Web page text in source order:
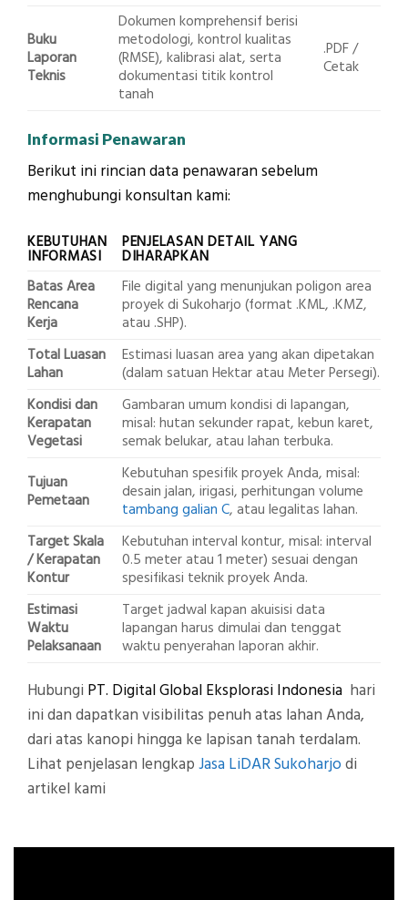
Buku
Laporan
Teknis
Dokumen komprehensif berisi
metodologi, kontrol kualitas
(RMSE), kalibrasi alat, serta
dokumentasi titik kontrol
tanah
.PDF /
Cetak
Informasi Penawaran
Berikut ini rincian data penawaran sebelum
menghubungi konsultan kami:
KEBUTUHAN
INFORMASI
PENJELASAN DETAIL YANG
DIHARAPKAN
Batas Area
Rencana
Kerja
File digital yang menunjukan poligon area
proyek di Sukoharjo (format .KML, .KMZ,
atau .SHP).
Total Luasan
Lahan
Estimasi luasan area yang akan dipetakan
(dalam satuan Hektar atau Meter Persegi).
Kondisi dan
Kerapatan
Vegetasi
Gambaran umum kondisi di lapangan,
misal: hutan sekunder rapat, kebun karet,
semak belukar, atau lahan terbuka.
Tujuan
Pemetaan
Kebutuhan spesifik proyek Anda, misal:
desain jalan, irigasi, perhitungan volume
tambang galian C, atau legalitas lahan.
Target Skala
/ Kerapatan
Kontur
Kebutuhan interval kontur, misal: interval
0.5 meter atau 1 meter) sesuai dengan
spesifikasi teknik proyek Anda.
Estimasi
Waktu
Pelaksanaan
Target jadwal kapan akuisisi data
lapangan harus dimulai dan tenggat
waktu penyerahan laporan akhir.
Hubungi PT. Digital Global Eksplorasi Indonesia hari
ini dan dapatkan visibilitas penuh atas lahan Anda,
dari atas kanopi hingga ke lapisan tanah terdalam.
Lihat penjelasan lengkap Jasa LiDAR Sukoharjo di
artikel kami